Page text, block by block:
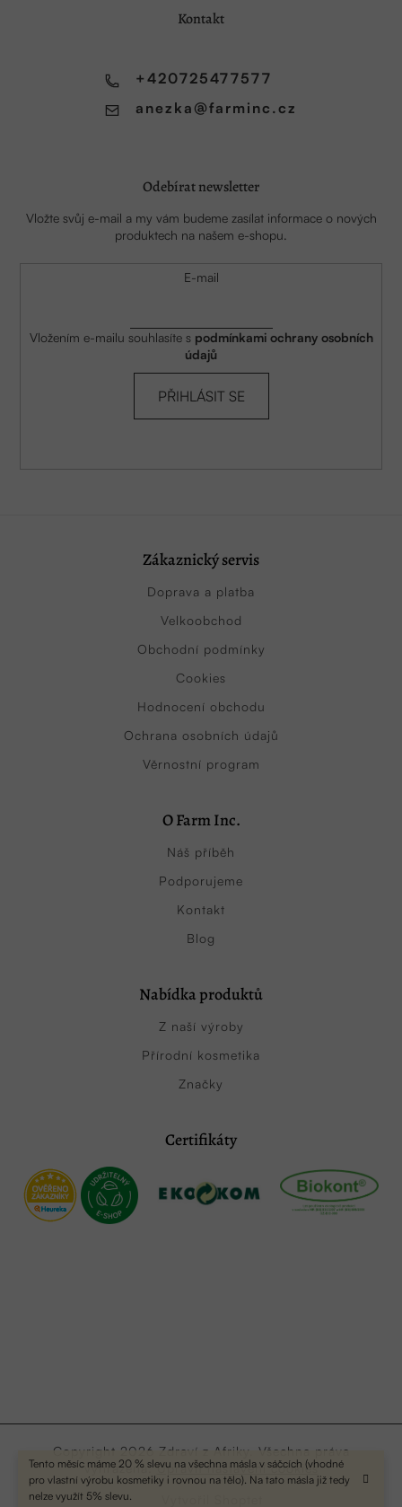
Tento měsíc máme 20 % slevu na všechna másla v sáčcích (vhodné
pro vlastní výrobu kosmetiky i rovnou na tělo). Na tato másla již tedy
nelze využít 5% slevu.
Kontakt
anezka @farminc.cz
+420725477577
Odebírat newsletter
Vložte svůj e-mail a my vám budeme zasílat informace o nových
produktech na našem e-shopu.
E-mail
Vložením e-mailu souhlasíte s podmínkami ochrany osobních
údajů
PŘIHLÁSIT SE
Zákaznický servis
Doprava a platba
Velkoobchod
Obchodní podmínky
Cookies
Hodnocení obchodu
Ochrana osobních údajů
Věrnostní program
O Farm Inc.
Náš příběh
Podporujeme
Kontakt
Blog
Nabídka produktů
Z naší výroby
Přírodní kosmetika
Značky
Certifikáty
Copyright 2026 Zdraví z Afriky . Všechna práva
vyhrazena.Upravit nastavení cookies